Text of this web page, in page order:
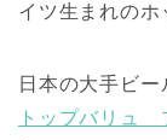
イツ生まれのホ
日本の大手ビー
トップバリュ